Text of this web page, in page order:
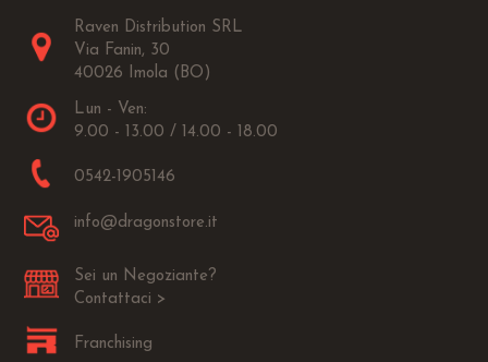
Raven Distribution SRL
Via Fanin, 30
40026 Imola (BO)
Lun - Ven:
9.00 - 13.00 / 14.00 - 18.00
0542-1905146
info@dragonstore.it
Sei un Negoziante?
Contattaci >
Franchising